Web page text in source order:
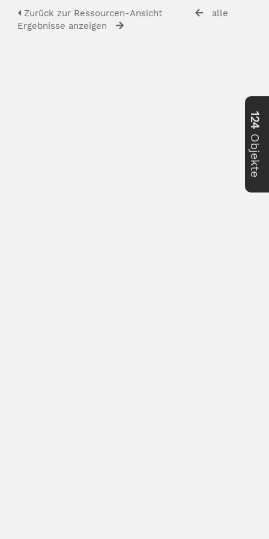
Zurück zur Ressourcen-Ansicht
alle
Ergebnisse anzeigen
124
Objekte